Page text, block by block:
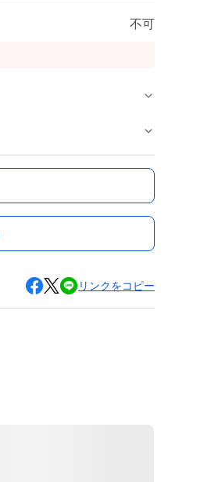
不可
リンクをコピー